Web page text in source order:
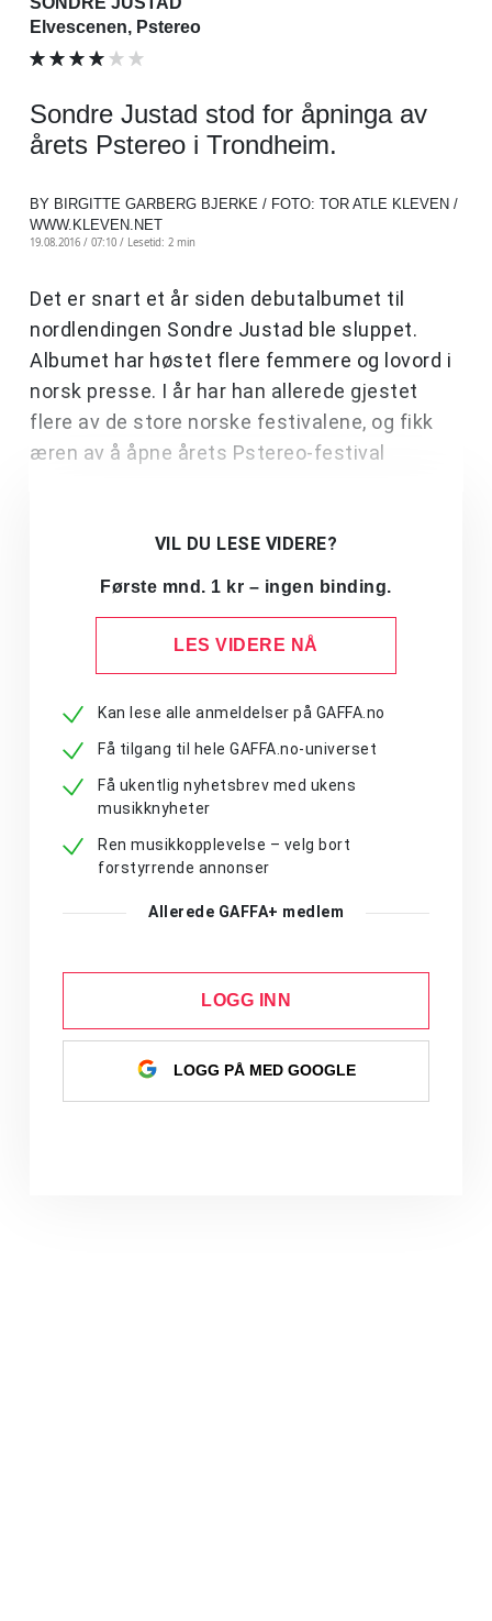
Elvescenen, Pstereo
Sondre Justad stod for åpninga av
årets Pstereo i Trondheim.
BY BIRGITTE GARBERG BJERKE / FOTO: TOR ATLE KLEVEN /
WWW.KLEVEN.NET
19.08.2016 / 07:10 / Lesetid: 2 min
Det er snart et år siden debutalbumet til
nordlendingen Sondre Justad ble sluppet.
Albumet har høstet flere femmere og lovord i
norsk presse. I år har han allerede gjestet
flere av de store norske festivalene, og fikk
æren av å åpne årets Pstereo-festival
VIL DU LESE VIDERE?
Første mnd. 1 kr – ingen binding.
LES VIDERE NÅ
Kan lese alle anmeldelser på GAFFA.no
Få tilgang til hele GAFFA.no-universet
Få ukentlig nyhetsbrev med ukens
musikknyheter
Ren musikkopplevelse – velg bort
forstyrrende annonser
Allerede GAFFA+ medlem
LOGG INN
LOGG PÅ MED GOOGLE